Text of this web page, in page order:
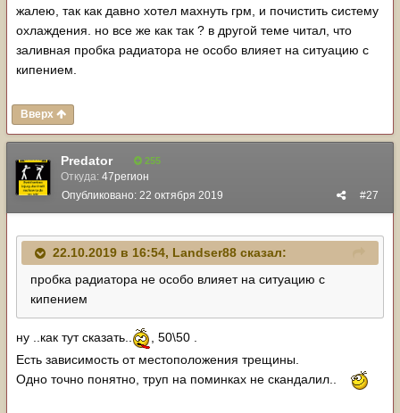
жалею, так как давно хотел махнуть грм, и почистить систему
охлаждения. но все же как так ? в другой теме читал, что
заливная пробка радиатора не особо влияет на ситуацию с
кипением.
Вверх
Predator 255
Откуда: 47регион
#27
Опубликовано: 22 октября 2019
22.10.2019 в 16:54, Landser88 сказал:
пробка радиатора не особо влияет на ситуацию с
кипением
ну ..как тут сказать..
, 50\50 .
Есть зависимость от местоположения трещины.
Одно точно понятно, труп на поминках не скандалил..